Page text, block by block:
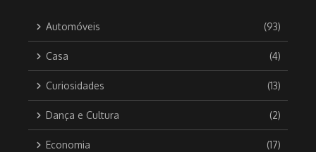
Automóveis (93)
Casa (4)
Curiosidades (13)
Dança e Cultura (2)
Economia (17)